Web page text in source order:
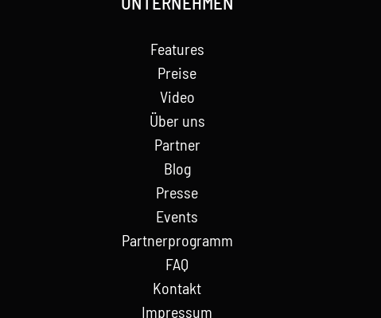
Features
Preise
Video
Über uns
Partner
Blog
Presse
Events
Partnerprogramm
FAQ
Kontakt
Impressum